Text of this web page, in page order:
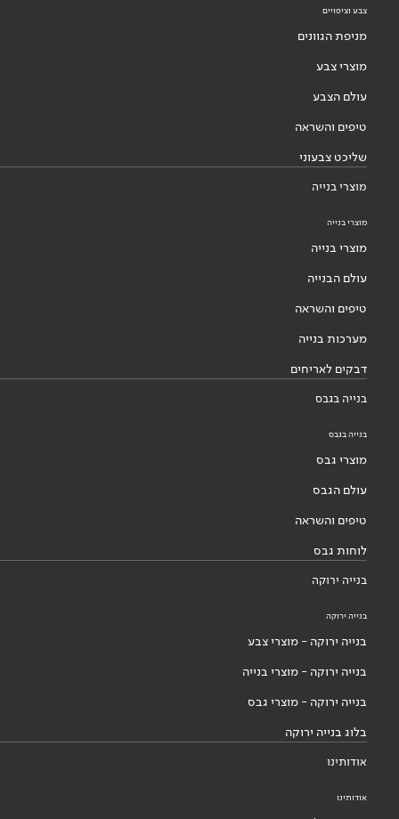
צבע וציפויים
מניפת הגוונים
מוצרי צבע
עולם הצבע
טיפים והשראה
שליכט צבעוני
מוצרי בנייה
מוצרי בנייה
מוצרי בנייה
עולם הבנייה
טיפים והשראה
מערכות בנייה
דבקים לאריחים
בנייה בגבס
בנייה בגבס
מוצרי גבס
עולם הגבס
טיפים והשראה
לוחות גבס
בנייה ירוקה
בנייה ירוקה
בנייה ירוקה - מוצרי צבע
בנייה ירוקה - מוצרי בנייה
בנייה ירוקה - מוצרי גבס
בלוג בנייה ירוקה
אודותינו
אודותינו